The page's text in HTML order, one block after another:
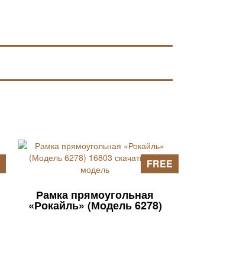
Рамка прямоугольная
«Рокайль» (Модель 6278)
FREE